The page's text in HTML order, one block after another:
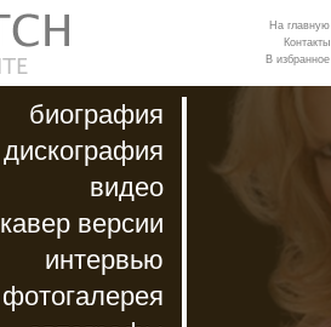
биография
дискография
видео
кавер версии
интервью
фотогалерея
На главную
Контакты
В избранное